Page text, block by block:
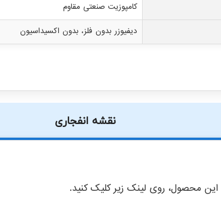
کامپوزیت صنعتی مقاوم
دیفیوزر بدون فلز، بدون اکسیداسیون
نقشه انفجاری
این محصول، روی لینک زیر کلیک کنید.